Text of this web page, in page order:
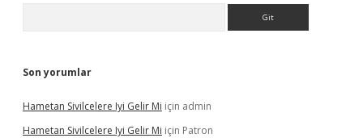
Son yorumlar
Hametan Sivilcelere Iyi Gelir Mi için admin
Hametan Sivilcelere Iyi Gelir Mi için Patron